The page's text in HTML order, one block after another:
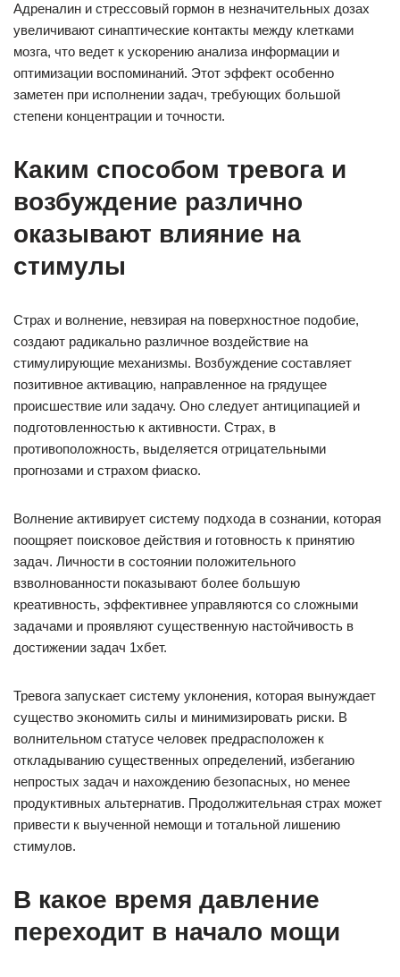
Адреналин и стрессовый гормон в незначительных дозах
увеличивают синаптические контакты между клетками
мозга, что ведет к ускорению анализа информации и
оптимизации воспоминаний. Этот эффект особенно
заметен при исполнении задач, требующих большой
степени концентрации и точности.
Каким способом тревога и
возбуждение различно
оказывают влияние на
стимулы
Страх и волнение, невзирая на поверхностное подобие,
создают радикально различное воздействие на
стимулирующие механизмы. Возбуждение составляет
позитивное активацию, направленное на грядущее
происшествие или задачу. Оно следует антиципацией и
подготовленностью к активности. Страх, в
противоположность, выделяется отрицательными
прогнозами и страхом фиаско.
Волнение активирует систему подхода в сознании, которая
поощряет поисковое действия и готовность к принятию
задач. Личности в состоянии положительного
взволнованности показывают более большую
креативность, эффективнее управляются со сложными
задачами и проявляют существенную настойчивость в
достижении задач 1хбет.
Тревога запускает систему уклонения, которая вынуждает
существо экономить силы и минимизировать риски. В
волнительном статусе человек предрасположен к
откладыванию существенных определений, избеганию
непростых задач и нахождению безопасных, но менее
продуктивных альтернатив. Продолжительная страх может
привести к выученной немощи и тотальной лишению
стимулов.
В какое время давление
переходит в начало мощи